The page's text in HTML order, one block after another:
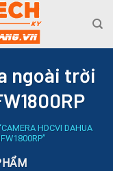
ngoài trời
HDCVI DAHUA